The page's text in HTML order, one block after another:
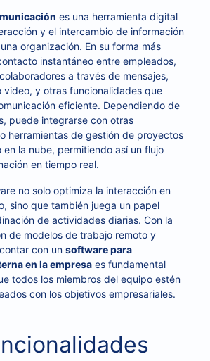
es una herramienta digital
y el intercambio de información
organización. En su forma más
instantáneo entre empleados,
a través de mensajes,
video, y otras funcionalidades que
eficiente. Dependiendo de
puede integrarse con otras
herramientas de gestión de proyectos
en la nube, permitiendo así un flujo
en tiempo real.
no solo optimiza la interacción en
sino que también juega un papel
de actividades diarias. Con la
de modelos de trabajo remoto y
con un software para
en la empresa es fundamental
todos los miembros del equipo estén
con los objetivos empresariales.